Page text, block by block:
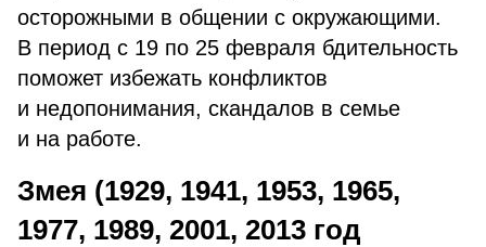
осторожными в общении с окружающими.
В период с 19 по 25 февраля бдительность
поможет избежать конфликтов
и недопонимания, скандалов в семье
и на работе.
Змея (1929, 1941, 1953, 1965,
1977, 1989, 2001, 2013 год